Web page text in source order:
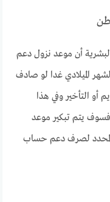
البشرية أن موعد نزول دعم
الميلادي غدا لو صادف
أو التأخير وفي هذا
يتم تبكير موعد
لصرف دعم حساب